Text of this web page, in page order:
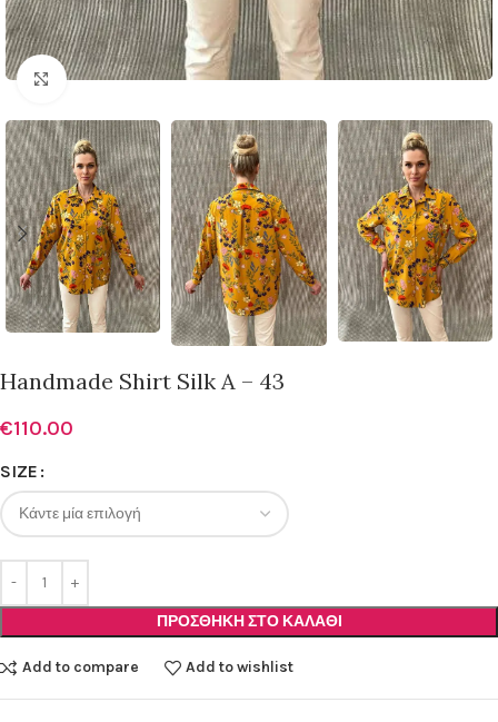
Click to enlarge
Handmade Shirt Silk A – 43
€110.00
SIZE
ΠΡΟΣΘΉΚΗ ΣΤΟ ΚΑΛΆΘΙ
Add to compare Add to wishlist